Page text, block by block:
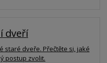
dveří
staré dveře. Přečtěte si, jaké
postup zvolit.